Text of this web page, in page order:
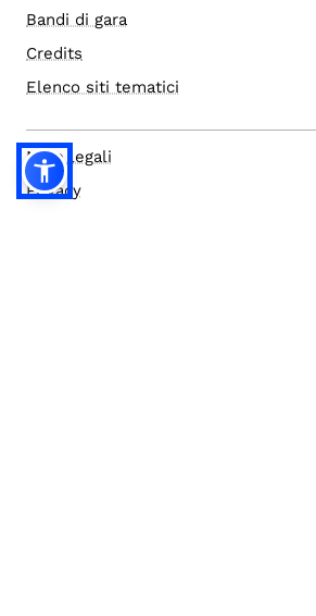
Bandi di gara
Credits
Elenco siti tematici
Note legali
Privacy